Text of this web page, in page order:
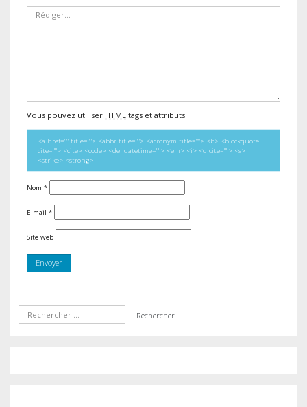
Vous pouvez utiliser HTML tags et attributs:
<a href="" title=""> <abbr title=""> <acronym title=""> <b> <blockquote
cite=""> <cite> <code> <del datetime=""> <em> <i> <q cite=""> <s>
<strike> <strong>
Nom *
E-mail *
Site web